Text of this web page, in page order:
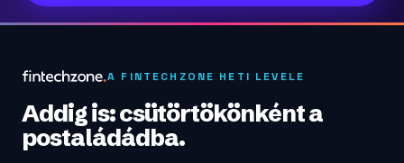
A FINTECHZONE HETI LEVELE
Addig is: csütörtökönként a
postaládádba.